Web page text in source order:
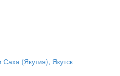
(Якутия), Якутск